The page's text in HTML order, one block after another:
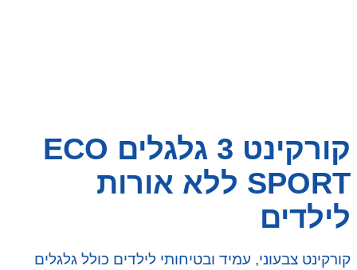
קורקינט 3 גלגלים ECO
SPORT ללא אורות
לילדים
קורקינט צבעוני, עמיד ובטיחותי לילדים כולל גלגלים